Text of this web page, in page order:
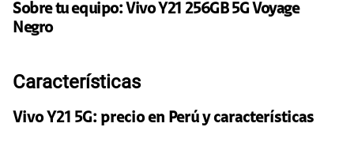
Ver más planes
Sobre tu equipo: Vivo Y21 256GB 5G Voyage
Negro
Características
Vivo Y21 5G: precio en Perú y características